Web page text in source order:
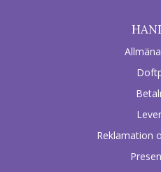
Reklamation